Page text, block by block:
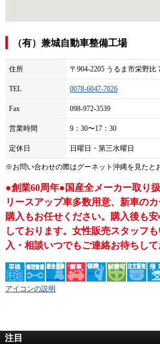
（有）兼城自動車整備工場
住所 〒904-2205 うるま市栄野比
TEL 0078-6047-7026
Fax 098-972-3539
営業時間 9：30〜17：30
定休日 日曜日・第三水曜日
※お問い合わせの際はグーネット沖縄を見たと
●創業60周年●国産全メーカー取り
リースアップ車多数用意、新車の
購入もお任せください。購入後も
しております。女性販売スタッフ
入・相談いつでもご連絡お待ちし
アイコンの説明
注目